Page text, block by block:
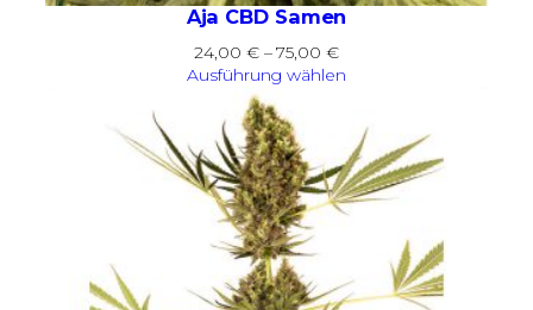
Aja CBD Samen
24,00 € –75,00 €Preisspanne:
24,00 €
Ausführung wählen